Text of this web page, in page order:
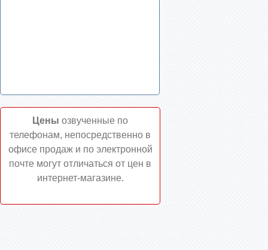
Цены озвученные по
телефонам, непосредственно в
офисе продаж и по электронной
почте могут отличаться от цен в
интернет-магазине.